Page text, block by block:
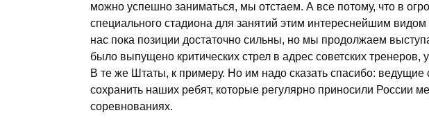
можно успешно заниматься, мы отстаем. А все потому, что в
специального стадиона для занятий этим интереснейшим
нас пока позиции достаточно сильны, но мы продолжаем
было выпущено критических стрел в адрес советских тренеров,
В те же Штаты, к примеру. Но им надо сказать спасибо: ведущие
сохранить наших ребят, которые регулярно приносили России
соревнованиях.